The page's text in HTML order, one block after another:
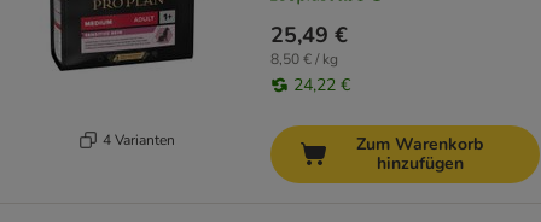
4 Varianten
25,49 €
8,50 € / kg
24,22 €
Zum Warenkorb
hinzufügen